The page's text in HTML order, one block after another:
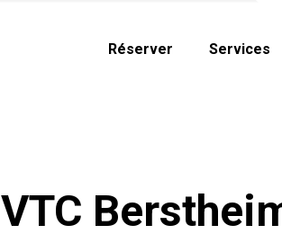
Réserver Services
VTC